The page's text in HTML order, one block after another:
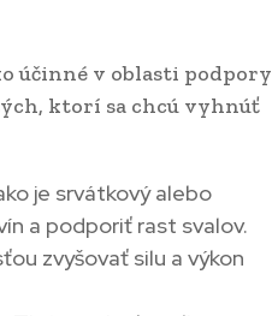
účinné v oblasti podpory
ktorí sa chcú vyhnúť
je srvátkový alebo
a podporiť rast svalov.
zvyšovať silu a výkon